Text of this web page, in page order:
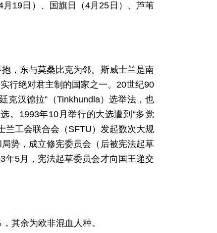
19日）、国旗日（4月25日）、芦苇
，东与莫桑比克为邻。斯威士兰是南
行绝对君主制的国家之一。20世纪90
克汉德拉”（Tinkhundla）选举法，也
。1993年10月举行的大选遭到“多党
兰工会联合会（SFTU）发起数次大规
势，成立修宪委员会（后被宪法起草
年5月，宪法起草委员会才向国王递交
其余为欧非混血人种。